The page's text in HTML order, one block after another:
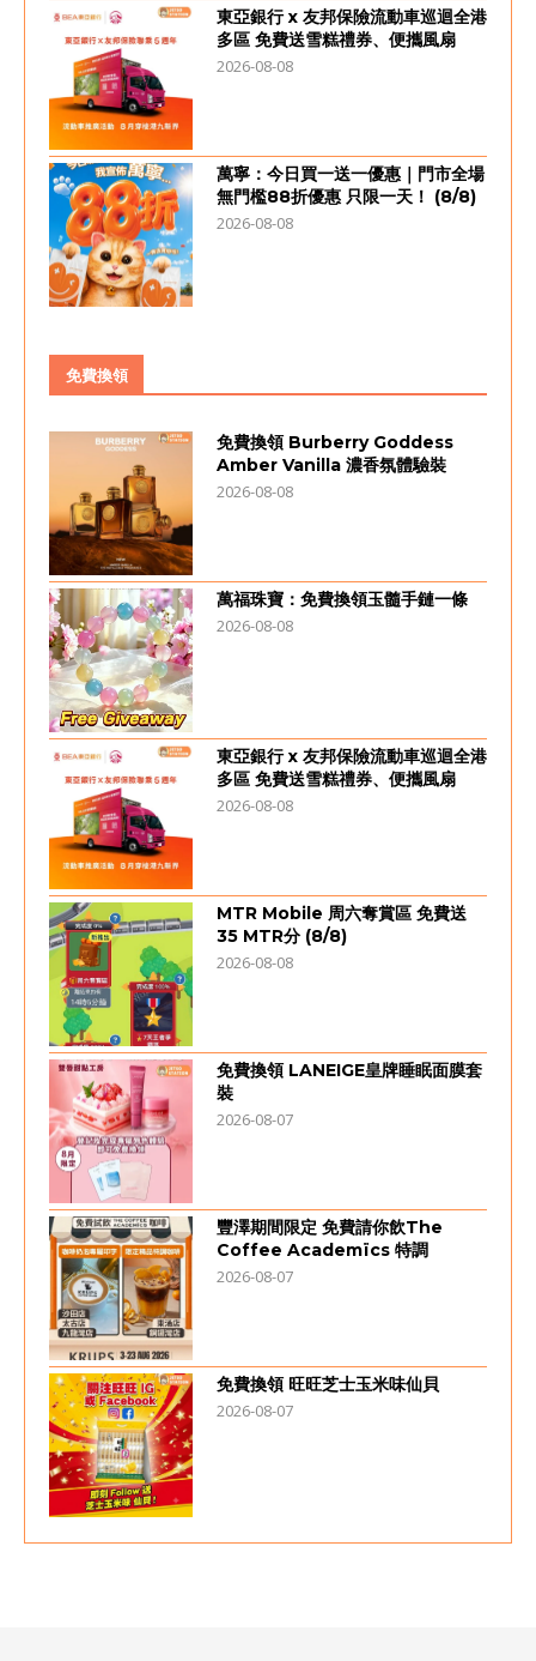
東亞銀行 x 友邦保險流動車巡迴全港
多區 免費送雪糕禮券、便攜風扇
2026-08-08
萬寧：今日買一送一優惠｜門市全場
無門檻88折優惠 只限一天！ (8/8)
2026-08-08
免費換領
免費換領 Burberry Goddess
Amber Vanilla 濃香氛體驗裝
2026-08-08
萬福珠寶：免費換領玉髓手鏈一條
2026-08-08
東亞銀行 x 友邦保險流動車巡迴全港
多區 免費送雪糕禮券、便攜風扇
2026-08-08
MTR Mobile 周六奪賞區 免費送
35 MTR分 (8/8)
2026-08-08
免費換領 LANEIGE皇牌睡眠面膜套
裝
2026-08-07
豐澤期間限定 免費請你飲The
Coffee Academïcs 特調
2026-08-07
免費換領 旺旺芝士玉米味仙貝
2026-08-07